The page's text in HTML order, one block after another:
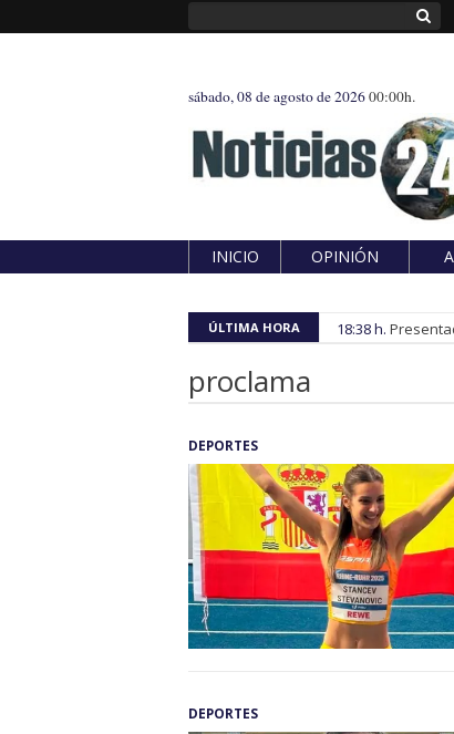
sábado, 08 de agosto de 202600:00h.
INICIO OPINIÓN
ÚLTIMA HORA 18:38 h.
proclama
DEPORTES
DEPORTES